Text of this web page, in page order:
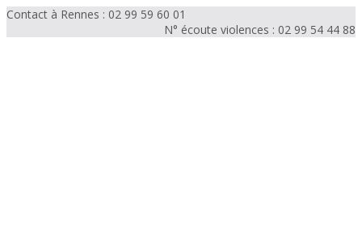
Contact à Rennes : 02 99 59 60 01
N° écoute violences : 02 99 54 44 88